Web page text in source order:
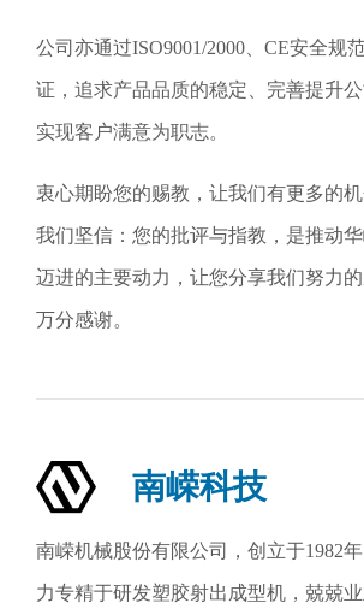
公司亦通过ISO9001/2000、CE安全规
证，追求产品品质的稳定、完善提升公
实现客户满意为职志。
衷心期盼您的赐教，让我们有更多的机
我们坚信：您的批评与指教，是推动
迈进的主要动力，让您分享我们努力
万分感谢。
南嵘科技
南嵘机械股份有限公司，创立于1982
力专精于研发塑胶射出成型机，兢兢